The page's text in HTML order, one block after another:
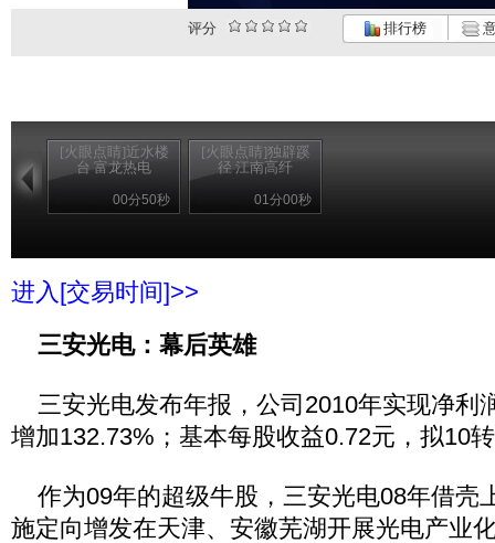
评分 排行榜
[火眼点睛]近水楼
台 富龙热电
00分50秒
[火眼点睛]独辟蹊
径 江南高纤
01分00秒
进入[交易时间]>>
三安光电：幕后英雄
三安光电发布年报，公司2010年实现净利
增加132.73%；基本每股收益0.72元，拟10
作为09年的超级牛股，三安光电08年借壳
施定向增发在天津、安徽芜湖开展光电产业